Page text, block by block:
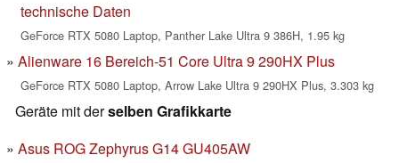
technische Daten
GeForce RTX 5080 Laptop, Panther Lake Ultra 9 386H, 1.95 kg
Alienware 16 Bereich-51 Core Ultra 9 290HX Plus
GeForce RTX 5080 Laptop, Arrow Lake Ultra 9 290HX Plus, 3.303 kg
Geräte mit derselben Grafikkarte
Asus ROG Zephyrus G14 GU405AW